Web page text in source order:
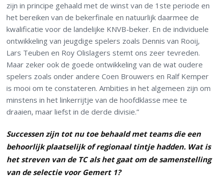
zijn in principe gehaald met de winst van de 1ste periode en
het bereiken van de bekerfinale en natuurlijk daarmee de
kwalificatie voor de landelijke KNVB-beker. En de individuele
ontwikkeling van jeugdige spelers zoals Dennis van Rooij,
Lars Teuben en Roy Olislagers stemt ons zeer tevreden.
Maar zeker ook de goede ontwikkeling van de wat oudere
spelers zoals onder andere Coen Brouwers en Ralf Kemper
is mooi om te constateren. Ambities in het algemeen zijn om
minstens in het linkerrijtje van de hoofdklasse mee te
draaien, maar liefst in de derde divisie.”
Successen zijn tot nu toe behaald met teams die een
behoorlijk plaatselijk of regionaal tintje hadden. Wat is
het streven van de TC als het gaat om de samenstelling
van de selectie voor Gemert 1?